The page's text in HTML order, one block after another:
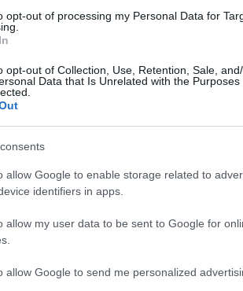
opt-out of processing my Personal Data for
opt-out of Collection, Use, Retention, Sale,
Data that Is Unrelated with the Purposes
allow Google to enable storage related to
identifiers in apps.
allow my user data to be sent to Google for
allow Google to send me personalized
útiles para evitar problemas a la
una visa para Cuba
una visa para Cuba, asegúrate
En primer lugar, necesitará un
a partir de la fecha prevista
un formulario de solicitud de
También es importante tener un
que cubra los gastos médicos